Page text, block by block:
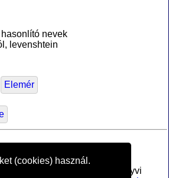
(cookies) használ.
nevek
levenshtein
Elemér
Intézete által anyakönyvi